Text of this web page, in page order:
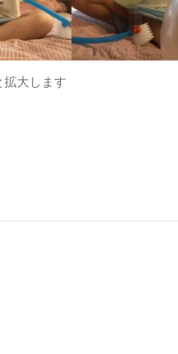
拡大します